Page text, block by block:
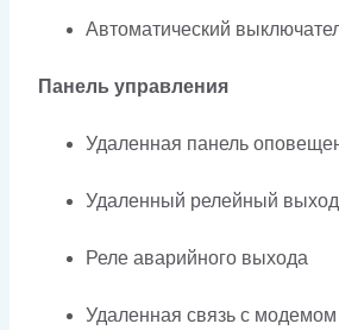
Автоматический
Панель управления
Удаленная панель
Удаленный релейный выход
Реле аварийного выхода
Удаленная связь с модемом